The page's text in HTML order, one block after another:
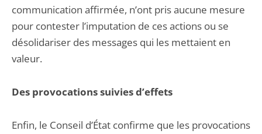
communication affirmée, n’ont pris aucune mesure
pour contester l’imputation de ces actions ou se
désolidariser des messages qui les mettaient en
valeur.
Des provocations suivies d’effets
Enfin, le Conseil d’État confirme que les provocations